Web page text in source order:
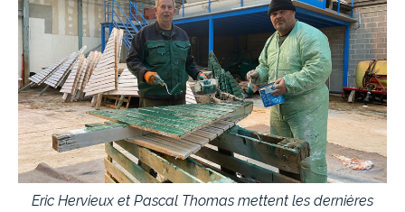
Eric Hervieux et Pascal Thomas mettent les dernières